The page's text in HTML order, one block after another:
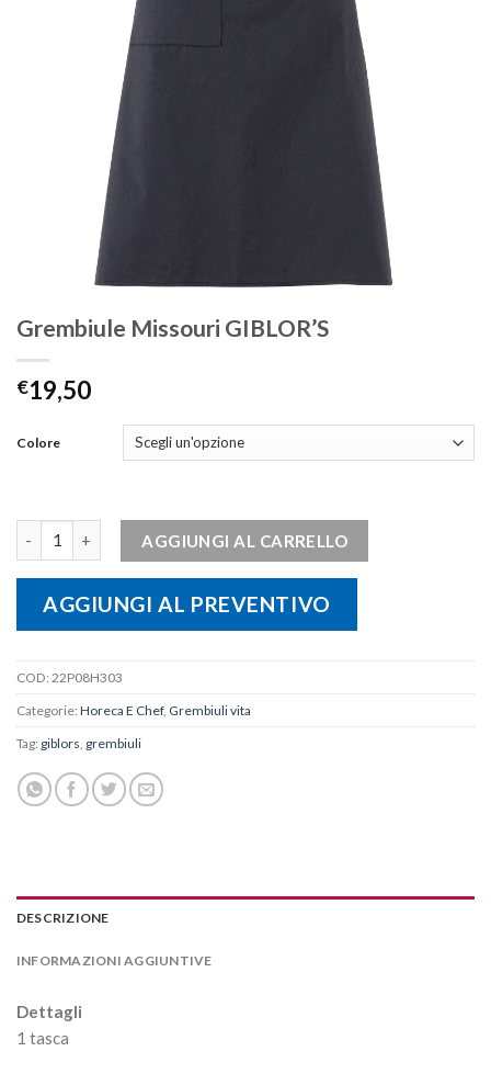
Grembiule Missouri GIBLOR’S
€19,50
Colore
AGGIUNGI AL CARRELLO
AGGIUNGI AL PREVENTIVO
COD: 22P08H303
Categorie: Horeca E Chef, Grembiuli vita
Tag: giblors grembiuli
DESCRIZIONE
INFORMAZIONI AGGIUNTIVE
Dettagli
1 tasca